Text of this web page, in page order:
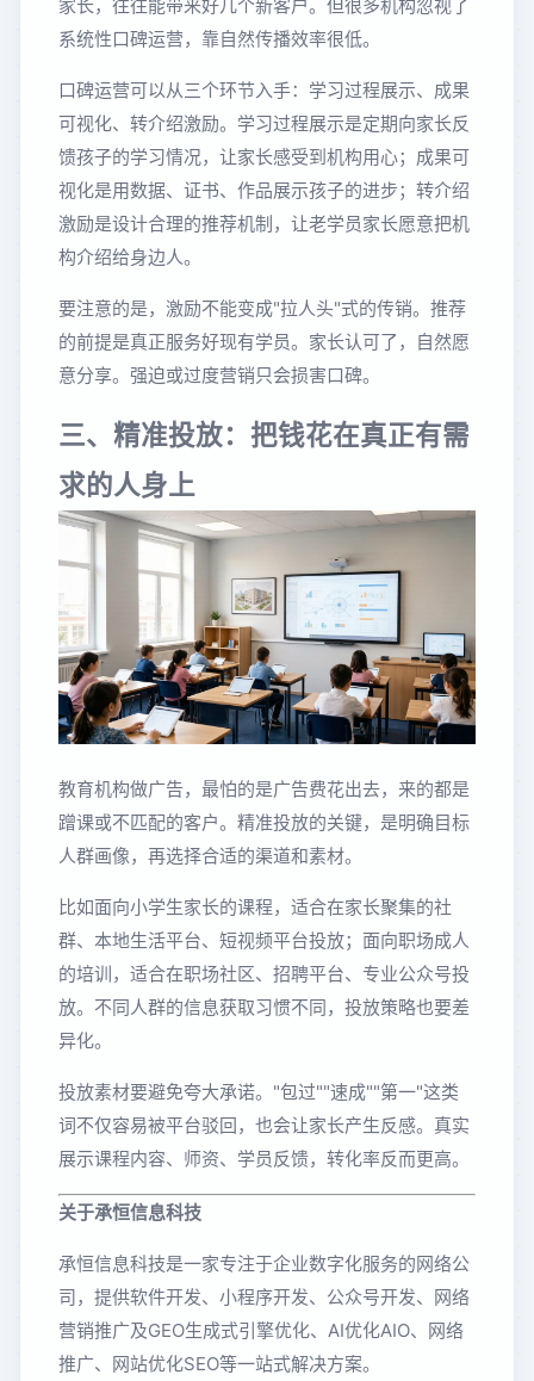
家长，往往能带来好几个新客户。但很多机构忽视了
系统性口碑运营，靠自然传播效率很低。
口碑运营可以从三个环节入手：学习过程展示、成果
可视化、转介绍激励。学习过程展示是定期向家长反
馈孩子的学习情况，让家长感受到机构用心；成果可
视化是用数据、证书、作品展示孩子的进步；转介绍
激励是设计合理的推荐机制，让老学员家长愿意把机
构介绍给身边人。
要注意的是，激励不能变成"拉人头"式的传销。推荐
的前提是真正服务好现有学员。家长认可了，自然愿
意分享。强迫或过度营销只会损害口碑。
三、精准投放：把钱花在真正有需
求的人身上
教育机构做广告，最怕的是广告费花出去，来的都是
蹭课或不匹配的客户。精准投放的关键，是明确目标
人群画像，再选择合适的渠道和素材。
比如面向小学生家长的课程，适合在家长聚集的社
群、本地生活平台、短视频平台投放；面向职场成人
的培训，适合在职场社区、招聘平台、专业公众号投
放。不同人群的信息获取习惯不同，投放策略也要差
异化。
投放素材要避免夸大承诺。"包过""速成""第一"这类
词不仅容易被平台驳回，也会让家长产生反感。真实
展示课程内容、师资、学员反馈，转化率反而更高。
关于承恒信息科技
承恒信息科技是一家专注于企业数字化服务的网络公
司，提供软件开发、小程序开发、公众号开发、网络
营销推广及GEO生成式引擎优化、AI优化AIO、网络
推广、网站优化SEO等一站式解决方案。